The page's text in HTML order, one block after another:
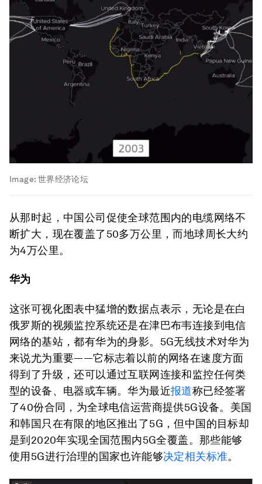
Image: 世界经济论坛
从那时起，中国公司促使全球范围内的电缆网络不
断扩大，现在覆盖了50多万公里，而地球周长大约
为4万公里。
华为
这张可视化图表中猛增的数据点表示，无论是在白
俄罗斯的视频监控系统还是在津巴布韦连接到电信
网络的基站，都有华为的身影。5G无线技术对华为
来说尤为重要——它标志着以前的网络在速度方面
得到了升级，还可以通过互联网连接和监控任何类
型的设备、电器或车辆。华为最近报道称已经签署
了40份合同，为全球电信运营商提供5G设备。美国
和韩国只在有限的地区推出了5G，但中国的目标却
是到2020年实现全国范围内5G全覆盖。那些能够
使用5G进行治理的国家也许能够决定相关标准。